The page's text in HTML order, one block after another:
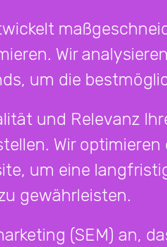
Wir
um die
und Relevanz
Wir
um eine
gewährleisten.
(SEM) an,